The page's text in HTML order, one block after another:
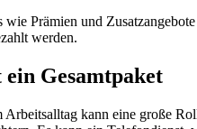
wie Prämien und
werden.
Gesamtpaket
Arbeitsalltag kann eine große